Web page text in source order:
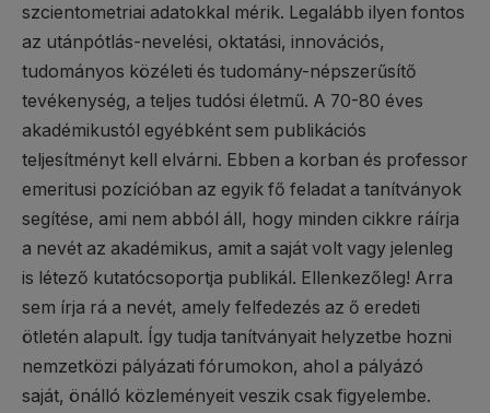
szcientometriai adatokkal mérik. Legalább ilyen fontos
az utánpótlás-nevelési, oktatási, innovációs,
tudományos közéleti és tudomány-népszerűsítő
tevékenység, a teljes tudósi életmű. A 70-80 éves
akadémikustól egyébként sem publikációs
teljesítményt kell elvárni. Ebben a korban és professor
emeritusi pozícióban az egyik fő feladat a tanítványok
segítése, ami nem abból áll, hogy minden cikkre ráírja
a nevét az akadémikus, amit a saját volt vagy jelenleg
is létező kutatócsoportja publikál. Ellenkezőleg! Arra
sem írja rá a nevét, amely felfedezés az ő eredeti
ötletén alapult. Így tudja tanítványait helyzetbe hozni
nemzetközi pályázati fórumokon, ahol a pályázó
saját, önálló közleményeit veszik csak figyelembe.